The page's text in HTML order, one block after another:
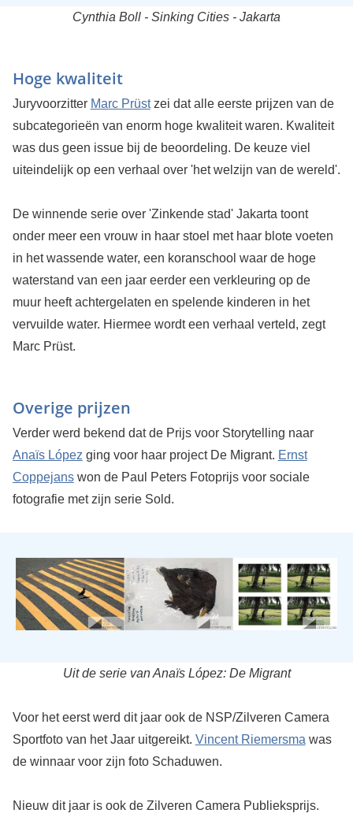
Cynthia Boll - Sinking Cities - Jakarta
Hoge kwaliteit
Juryvoorzitter Marc Prüstzei dat alle eerste prijzen van de
subcategorieën van enorm hoge kwaliteit waren. Kwaliteit
was dus geen issue bij de beoordeling. De keuze viel
uiteindelijk op een verhaal over 'het welzijn van de wereld'.
De winnende serie over 'Zinkende stad' Jakarta toont
onder meer een vrouw in haar stoel met haar blote voeten
in het wassende water, een koranschool waar de hoge
waterstand van een jaar eerder een verkleuring op de
muur heeft achtergelaten en spelende kinderen in het
vervuilde water. Hiermee wordt een verhaal verteld, zegt
Marc Prüst.
Overige prijzen
Verder werd bekend dat de Prijs voor Storytelling naar
Anaïs Lópezging voor haar project De Migrant. Ernst
Coppejanswon de Paul Peters Fotoprijs voor sociale
fotografie met zijn serie Sold.
Uit de serie van Anaïs López: De Migrant
Voor het eerst werd dit jaar ook de NSP/Zilveren Camera
Sportfoto van het Jaar uitgereikt. Vincent Riemersma was
de winnaar voor zijn foto Schaduwen.
Nieuw dit jaar is ook de Zilveren Camera Publieksprijs.